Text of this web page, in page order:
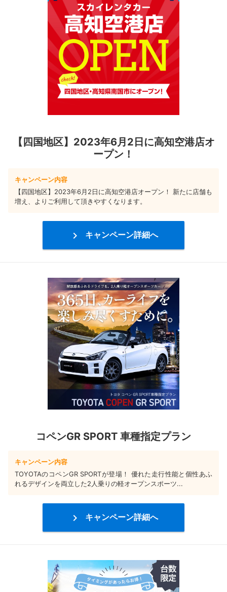
【四国地区】2023年6月2日に高知空港店オ
ープン！
キャンペーン内容
【四国地区】2023年6月2日に高知空港店オープン！ 新たに店舗も
増え、よりご利用して頂きやすくなります。
 キャンペーン詳細へ
コペンGR SPORT 車種指定プラン
キャンペーン内容
TOYOTAのコペンGR SPORTが登場！ 優れた走行性能と個性あふ
れるデザインを両立した2人乗りの軽オープンスポーツ...
 キャンペーン詳細へ